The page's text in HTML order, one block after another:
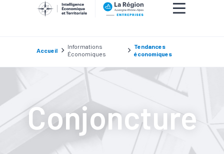
Accueil
Informations
Économiques
Tendances
économiques
Conjoncture